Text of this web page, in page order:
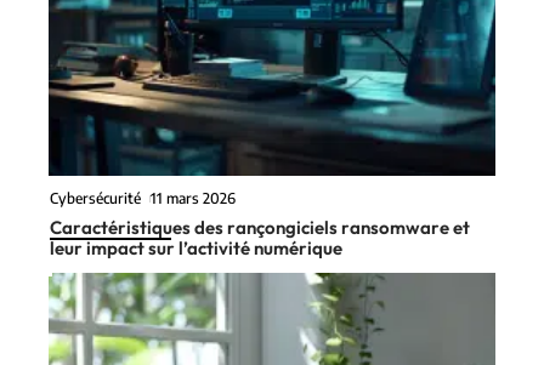
Cybersécurité 11 mars 2026
Caractéristiques des rançongiciels ransomware et
leur impact sur l’activité numérique